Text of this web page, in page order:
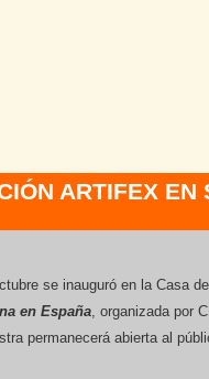
ARTIFEX EN
se inauguró en la Casa
en España, organizada por
permanecerá abierta al